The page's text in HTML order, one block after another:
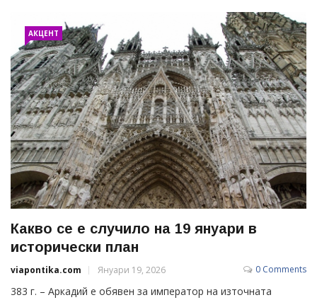
АКЦЕНТ
Какво се е случило на 19 януари в
исторически план
viapontika.com Януари 19, 2026 0 Comments
383 г. – Аркадий е обявен за император на източната